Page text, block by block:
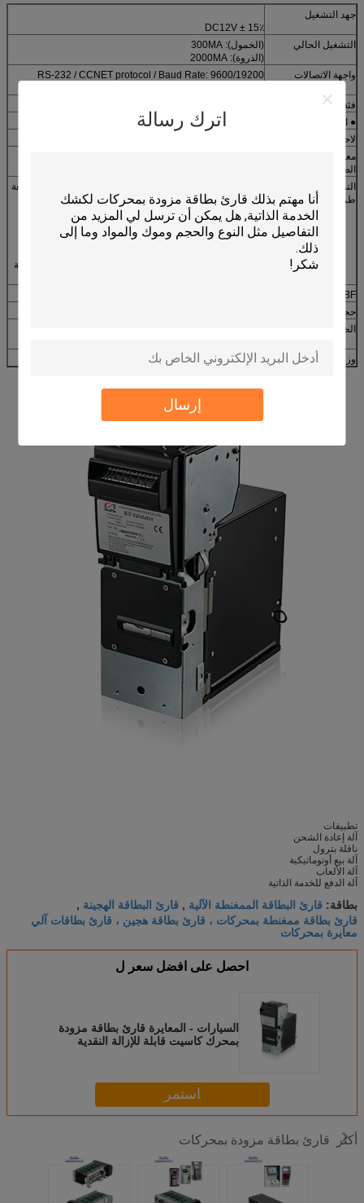
اترك رسالة
إرسال
جهد التشغيل
DC12V ± 15٪
التشغيل الحالي
(الخمول): 300MA
(الذروة): 2000MA
واجهة الاتصالات
RS-232 / CCNET protocol / Baud Rate: 9600/19200
فئة
● السرعة
لاحظ وضع التغذية
معدل التحقق من
الصحة
التحقق من صحة
طريقة الكشف
جهاز استشعار انعكاس الأشعة تحت الحمراء يتفقد منطقة الأشعة
تحت الحمراء على RUB
مستشعر الإرسال IR الذي يفحص منطقة IR على RUB
المغناطيسية فحص المنطقة المغناطيسية على RUB
مستشعر الضوء المرئي يقوم بفحص المنطقة المميزة المميزة
الأشعة فوق البنفسجية استشعار فحص المنطقة فوق البنفسجية
MTBF
حجم الكاسيت
الظروف البيئية
وزن
الرأس: 1.75KG
تطبيقات
آلة إعادة الشحن
ناقلة بترول
آلة بيع أوتوماتيكية
آلة الألعاب
آلة الدفع للخدمة الذاتية
بطاقة: قارئ البطاقة الممغنطة الآلية , قارئ البطاقة الهجينة ,
قارئ بطاقة ممغنطة بمحركات ، قارئ بطاقة هجين ، قارئ بطاقات آلي
معايرة بمحركات
احصل على افضل سعر ل
السيارات - المعايرة قارئ بطاقة مزودة
بمحرك كاسيت قابلة للإزالة النقدية
استمر
أكثر قارئ بطاقة مزودة بمحركات